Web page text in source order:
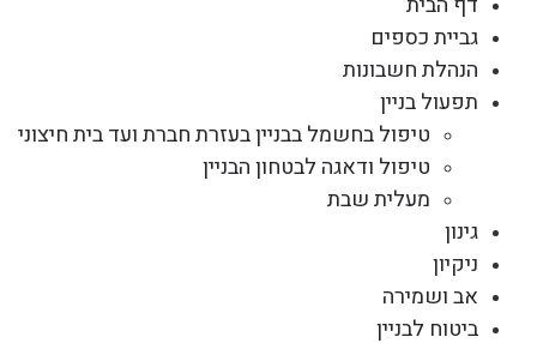
גביית כספים
הנהלת חשבונות
תפעול בניין
טיפול בחשמל בבניין בעזרת חברת ועד בית חיצוני
טיפול ודאגה לבטחון הבניין
מעלית שבת
גינון
ניקיון
אב ושמירה
ביטוח לבניין